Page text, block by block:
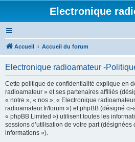
Electronique
Accueil Accueil du forum
Electronique radioamateur -
Cette politique de confidentialité explique en
radioamateur » et ses partenaires affiliés
« notre », « nos », « Electronique
radioamateur.fr/forum ») et phpBB (désigné
« phpBB Limited ») utilisent toutes les
sessions d’utilisation de votre part (désignées
informations »).